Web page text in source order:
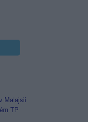
Malajsii
TP